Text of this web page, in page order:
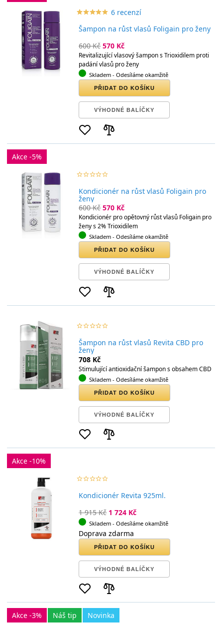
star_borderstar_borderstar_borderstar_borderstar_border
starstarstarstarstar 6 recenzí
Šampon na růst vlasů Foligain pro ženy
600 Kč 570 Kč
Revitalizující vlasový šampon s Trioxidilem proti
padání vlasů pro ženy
Skladem - Odesíláme okamžitě
PŘIDAT DO KOŠÍKU
VÝHODNÉ BALÍČKY
Akce -5%
star_borderstar_borderstar_borderstar_borderstar_border
starstarstarstarstar
Kondicionér na růst vlasů Foligain pro
ženy
600 Kč 570 Kč
Kondicionér pro opětovný růst vlasů Foligain pro
ženy s 2% Trioxidilem
Skladem - Odesíláme okamžitě
PŘIDAT DO KOŠÍKU
VÝHODNÉ BALÍČKY
star_borderstar_borderstar_borderstar_borderstar_border
starstarstarstarstar
Šampon na růst vlasů Revita CBD pro
ženy
708 Kč
Stimulující antioxidační šampon s obsahem CBD
Skladem - Odesíláme okamžitě
PŘIDAT DO KOŠÍKU
VÝHODNÉ BALÍČKY
Akce -10%
star_borderstar_borderstar_borderstar_borderstar_border
starstarstarstarstar
Kondicionér Revita 925ml.
1 915 Kč 1 724 Kč
Skladem - Odesíláme okamžitě
Doprava zdarma
PŘIDAT DO KOŠÍKU
VÝHODNÉ BALÍČKY
Akce -3% Náš tip Novinka